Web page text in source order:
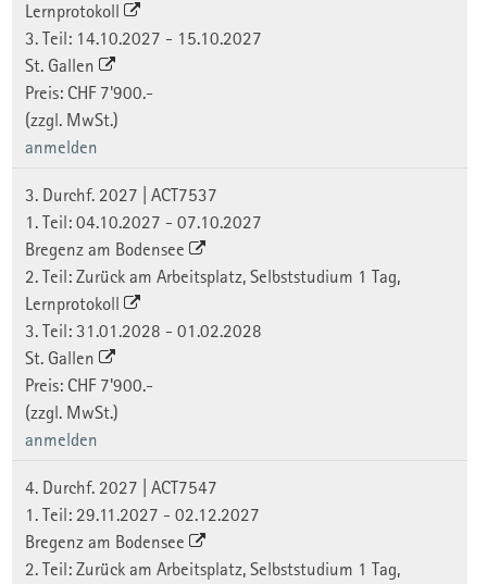
Lernprotokoll
3. Teil: 14.10.2027 - 15.10.2027
St. Gallen
Preis: CHF 7'900.-
(zzgl. MwSt.)
anmelden
3. Durchf. 2027 | ACT7537
1. Teil: 04.10.2027 - 07.10.2027
Bregenz am Bodensee
2. Teil: Zurück am Arbeitsplatz, Selbststudium 1 Tag,
Lernprotokoll
3. Teil: 31.01.2028 - 01.02.2028
St. Gallen
Preis: CHF 7'900.-
(zzgl. MwSt.)
anmelden
4. Durchf. 2027 | ACT7547
1. Teil: 29.11.2027 - 02.12.2027
Bregenz am Bodensee
2. Teil: Zurück am Arbeitsplatz, Selbststudium 1 Tag,